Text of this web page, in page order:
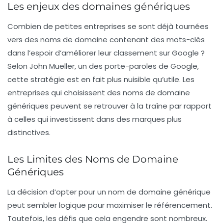
Les enjeux des domaines génériques
Combien de petites entreprises se sont déjà tournées
vers des noms de domaine contenant des mots-clés
dans l’espoir d’améliorer leur classement sur Google ?
Selon John Mueller, un des porte-paroles de Google,
cette stratégie est en fait plus nuisible qu’utile. Les
entreprises qui choisissent des noms de domaine
génériques peuvent se retrouver à la traîne par rapport
à celles qui investissent dans des marques plus
distinctives.
Les Limites des Noms de Domaine
Génériques
La décision d’opter pour un nom de domaine générique
peut sembler logique pour maximiser le référencement.
Toutefois, les défis que cela engendre sont nombreux.